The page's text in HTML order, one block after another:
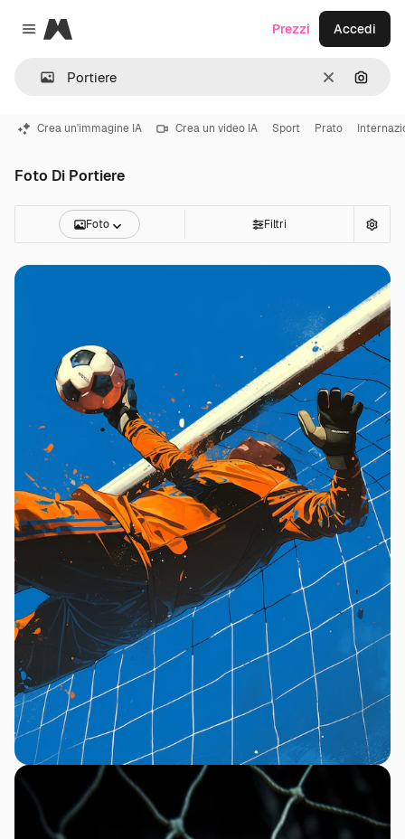
Close menu
Magnific
CancellaCerca
Prezzi Accedi
Crea un'immagine IA Crea un video IA Sport Prato
Foto Di Portiere
Foto Filtri